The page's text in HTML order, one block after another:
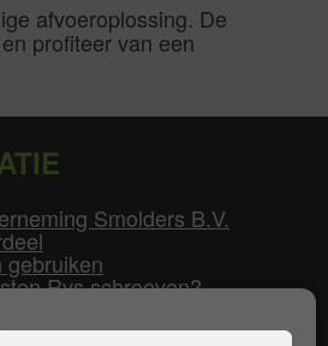
afvoeroplossing. De
profiteer van een
Smolders B.V.
gebruiken
Rvs schroeven?